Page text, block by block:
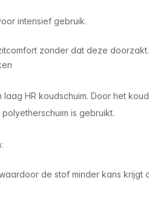
intensief gebruik.
zonder dat deze
HR koudschuim. Door het
is gebruikt.
de stof minder kans krijgt